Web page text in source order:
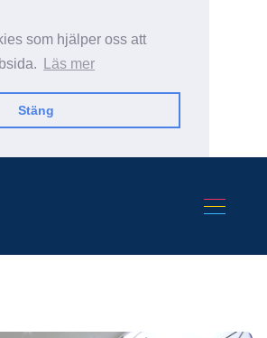
som hjälper oss att
Läs mer
Stäng